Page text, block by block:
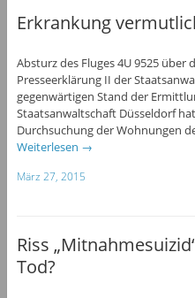
Erkrankung
Absturz des Fluges 4U 9525 über
Presseerklärung II der
gegenwärtigen Stand der
Staatsanwaltschaft Düsseldorf
Durchsuchung der Wohnungen
Weiterlesen →
März 27, 2015
Riss
Tod?